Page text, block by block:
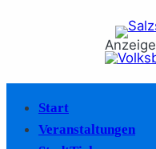
Anzeige
Start
Veranstaltungen